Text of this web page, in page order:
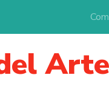
Arte